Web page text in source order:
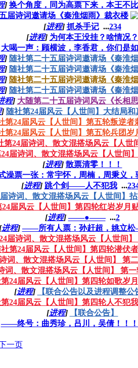
] 换个角度，同为高票下来，本王不
届诗词邀请场《秦淮烟雨》裁衣楼
[进程] 抓杀手记 ...234
[进程] 为何本王没挂？啥情况？
大喝一声：顾横波，李香君，你们是
] 随社第二十五届诗词邀请场《秦淮
] 随社第二十五届诗词邀请场《秦淮
] 随社第二十五届诗词邀请场《秦淮
] 随社第二十五届诗词邀请场《秦淮
程] 大随第二十五届诗词风云《长相
] 随社第24届风云【人世间】大结局和
第24届风云【人世间】第五轮叛逆者
第24届风云【人世间】第五轮兵团岁
第24届诗词、散文混搭场风云【人世
届诗词、散文混搭场风云【人世间
[进程] 散票清零！！！
澡票一张：常宇怀，周楠，周秉义，
[进程] 跳个剑——人不犯我 ...23
诗词、散文混搭场风云【人世间】
24届风云【人世间】第四轮红岩岁月
[进程] ——●—— ...2
[进程] ——所有人票：孙赶超，姚立
届诗词、散文混搭场风云【人世间
社第24届风云【人世间】第四轮潜伏
词、散文混搭场风云【人世间】 第
词、散文混搭场风云【人世间】 第
24届风云【人世间】第四轮如歌岁
[进程] 【联合公告以及进程调整公
24届风云【人世间】第四轮人不犯
[进程] 【联合公告】
——终号：曲秀珍，吕川，吴倩！！
一页